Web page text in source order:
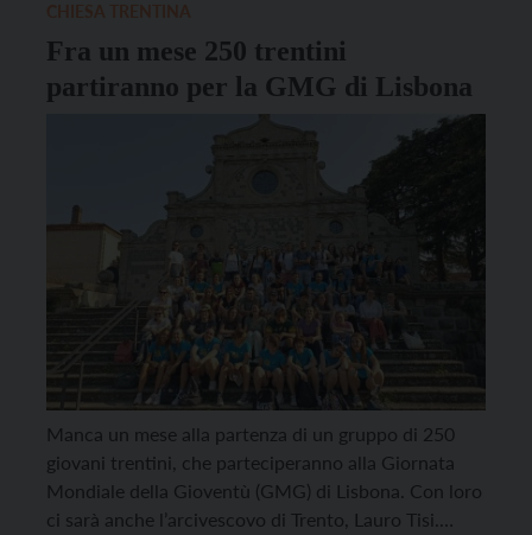
Fra un mese 250 trentini
partiranno per la GMG di Lisbona
Manca un mese alla partenza di un gruppo di 250
giovani trentini, che parteciperanno alla Giornata
Mondiale della Gioventù (GMG) di Lisbona. Con loro
ci sarà anche l’arcivescovo di Trento, Lauro Tisi.